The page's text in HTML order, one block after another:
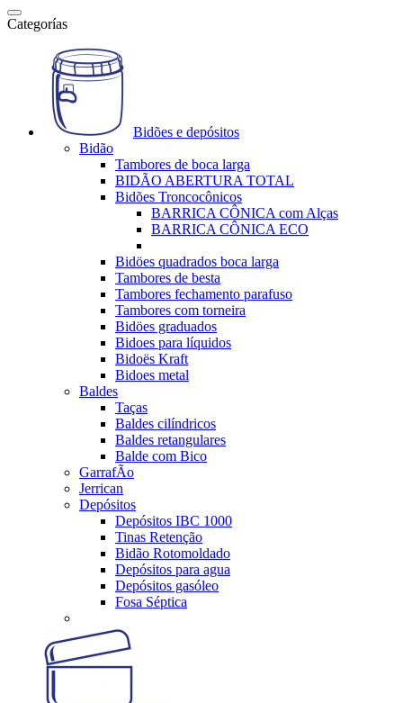
Categorías
Bidões e depósitos
Bidão
Tambores de boca larga
BIDÃO ABERTURA TOTAL
Bidões Troncocônicos
BARRICA CÔNICA com Alças
BARRICA CÔNICA ECO
Bidöes quadrados boca larga
Tambores de besta
Tambores fechamento parafuso
Tambores com torneira
Bidöes graduados
Bidoes para líquidos
Bidoës Kraft
Bidoes metal
Baldes
Taças
Baldes cilíndricos
Baldes retangulares
Balde com Bico
GarrafÃo
Jerrican
Depósitos
Depósitos IBC 1000
Tinas Retenção
Bidão Rotomoldado
Depósitos para agua
Depósitos gasóleo
Fosa Séptica